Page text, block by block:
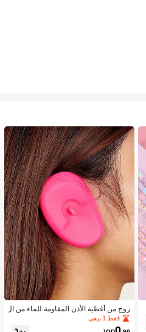
زوج من أغطية الأذن المقاومة للماء من ال
سيليكون لصبغ الشعر، أداة تصفيف الشع
ر في صالون الحلاقة
فقط 1 بيقي